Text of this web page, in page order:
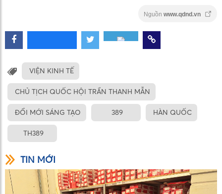
Nguồn www.qdnd.vn
VIỆN KINH TẾ
CHỦ TỊCH QUỐC HỘI TRẦN THANH MẪN
ĐỔI MỚI SÁNG TẠO 389 HÀN QUỐC
TH389
TIN MỚI